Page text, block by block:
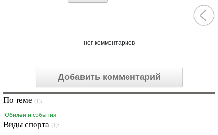
нет комментариев
Добавить комментарий
По теме (1):
Юбилеи и события
Виды спорта (1):